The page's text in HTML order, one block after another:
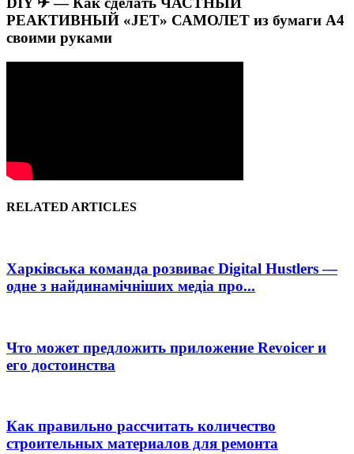
РЕАКТИВНЫЙ «JET» САМОЛЕТ из бумаги А4
своими руками
RELATED ARTICLES
Харківська команда розвиває Digital Hustlers —
одне з найдинамічніших медіа про...
Что может предложить приложение Revoicer и
его достоинства
Как правильно рассчитать количество
строительных материалов для ремонта